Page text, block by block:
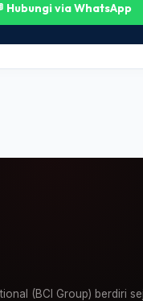
Hubungi via WhatsApp
(BCI Group) berdiri